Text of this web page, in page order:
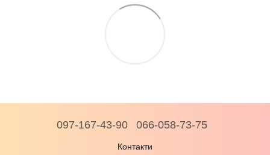
097-167-43-90 066-058-73-75
Контакти